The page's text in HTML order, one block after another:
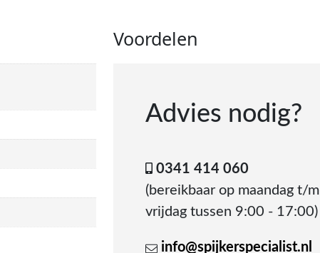
Voordelen
Advies nodig?
0341 414 060
(bereikbaar op maandag t/m
vrijdag tussen 9:00 - 17:00)
info@spijkerspecialist.nl